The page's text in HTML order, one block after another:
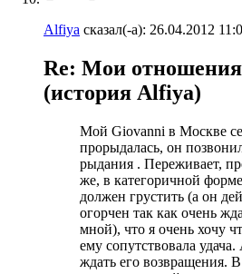
Alfiya сказал(-а): 26.04.2012
Re: Мои
(история Alfiya)
Мой Giovanni в Москве
прорыдалась, он
рыдания . Переживает,
же, в категоричной
должен грустить (а он
огорчен так как очень
мной), что я очень хочу
ему сопутствовала
ждать его возвращения.